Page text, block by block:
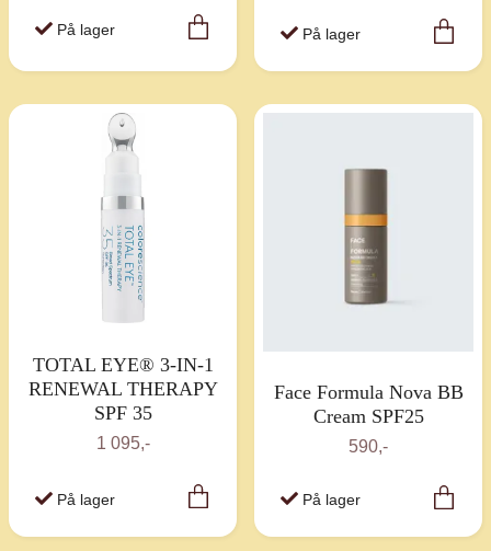
På lager På lager
TOTAL EYE® 3-IN-1
RENEWAL THERAPY
SPF 35
1 095,-
På lager
Face Formula Nova BB
Cream SPF25
590,-
På lager